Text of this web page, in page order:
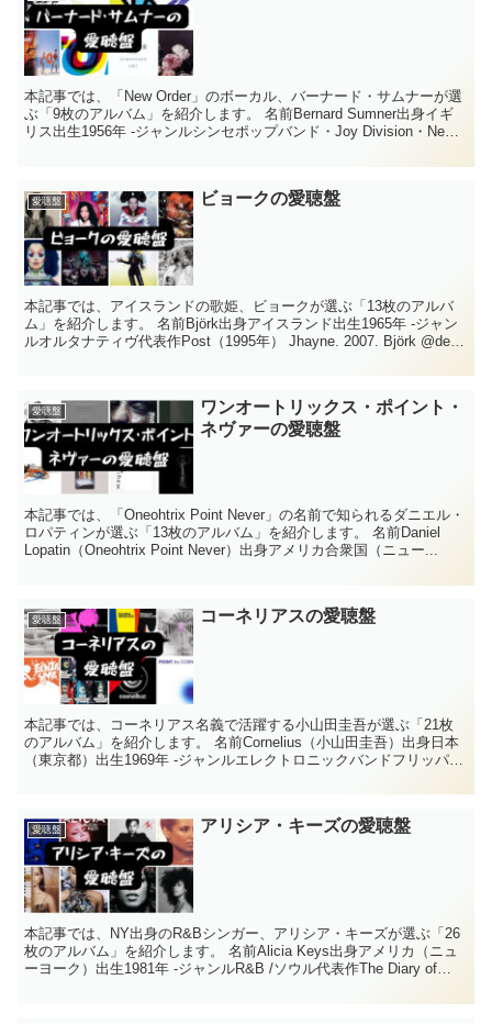
本記事では、「New Order」のボーカル、バーナード・サムナーが選
ぶ「9枚のアルバム」を紹介します。 名前Bernard Sumner出身イギ
リス出生1956年 -ジャンルシンセポップバンド・Joy Division・New
愛聴盤 ビョークの愛聴盤
本記事では、アイスランドの歌姫、ビョークが選ぶ「13枚のアルバ
ム」を紹介します。 名前Björk出身アイスランド出生1965年 -ジャン
ルオルタナティヴ代表作Post（1995年） Jhayne. 2007. Björk @deer
愛聴盤
ワンオートリックス・ポイント・
ネヴァーの愛聴盤
本記事では、「Oneohtrix Point Never」の名前で知られるダニエル・
ロパティンが選ぶ「13枚のアルバム」を紹介します。 名前Daniel
Lopatin（Oneohtrix Point Never）出身アメリカ合衆国（ニュー...
愛聴盤 コーネリアスの愛聴盤
本記事では、コーネリアス名義で活躍する小山田圭吾が選ぶ「21枚
のアルバム」を紹介します。 名前Cornelius（小山田圭吾）出身日本
（東京都）出生1969年 -ジャンルエレクトロニックバンドフリッパー
愛聴盤 アリシア・キーズの愛聴盤
本記事では、NY出身のR&Bシンガー、アリシア・キーズが選ぶ「26
枚のアルバム」を紹介します。 名前Alicia Keys出身アメリカ（ニュ
ーヨーク）出生1981年 -ジャンルR&B /ソウル代表作The Diary of